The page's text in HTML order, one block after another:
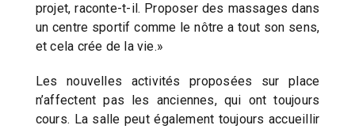
projet, raconte-t-il. Proposer des massages dans
un centre sportif comme le nôtre a tout son sens,
et cela crée de la vie.»
Les nouvelles activités proposées sur place
n’affectent pas les anciennes, qui ont toujours
cours. La salle peut également toujours accueillir